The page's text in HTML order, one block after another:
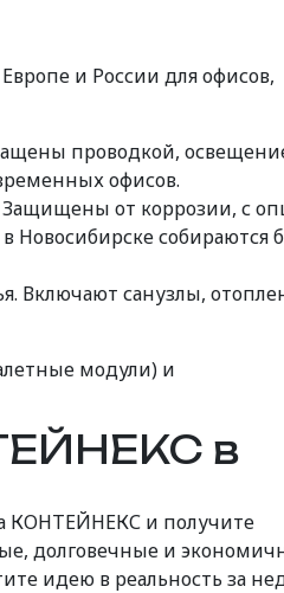
и России для офисов,
проводкой,
офисов.
от коррозии, с
собираются
Включают санузлы,
модули) и
в
КОНТЕЙНЕКС и получите
долговечные и
идею в реальность за